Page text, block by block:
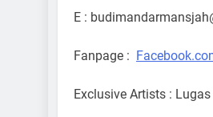
E :
Fanpage :
Exclusive Artists :